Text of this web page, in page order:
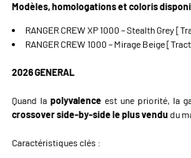
Modèles, homologations et coloris
RANGER CREW XP 1000 – Stealth Grey
RANGER CREW 1000 – Mirage Beige
2026 GENERAL
Quand la polyvalence est une priorité, la
crossover side-by-side le plus vendu du
Caractéristiques clés :